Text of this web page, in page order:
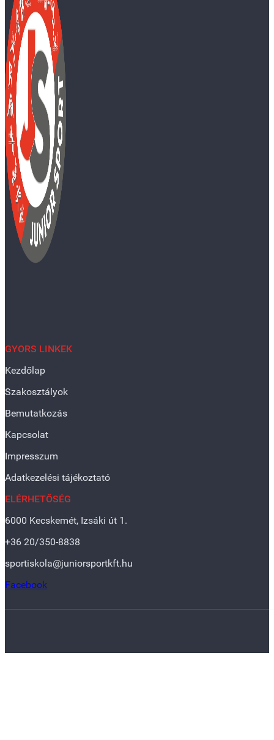
GYORS LINKEK
Kezdőlap
Szakosztályok
Bemutatkozás
Kapcsolat
Impresszum
Adatkezelési tájékoztató
ELÉRHETŐSÉG
6000 Kecskemét, Izsáki út 1.
+36 20/350-8838
sportiskola@juniorsportkft.hu
Facebook